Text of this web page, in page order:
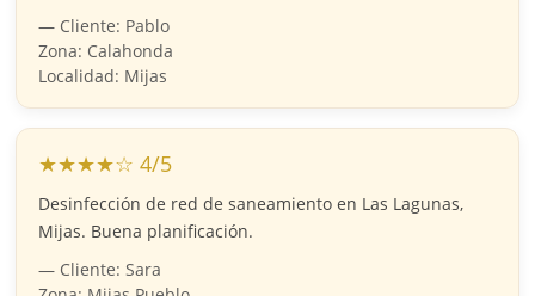
— Cliente: Pablo
Zona: Calahonda
Localidad: Mijas
★★★★☆ 4/5
Desinfección de red de saneamiento en Las Lagunas,
Mijas. Buena planificación.
— Cliente: Sara